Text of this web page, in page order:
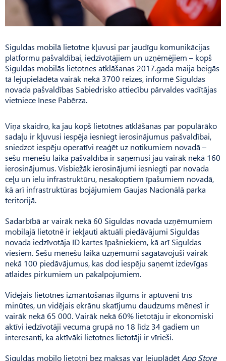
Siguldas mobilā lietotne kļuvusi par jaudīgu komunikācijas
platformu pašvaldībai, iedzīvotājiem un uzņēmējiem – kopš
Siguldas mobilās lietotnes atklāšanas 2017.gada maija beigās
tā lejupielādēta vairāk nekā 3700 reizes, informē Siguldas
novada pašvaldības Sabiedrisko attiecību pārvaldes vadītājas
vietniece Inese Pabērza.
Viņa skaidro, ka jau kopš lietotnes atklāšanas par populārāko
sadaļu ir kļuvusi iespēja iesniegt ierosinājumus pašvaldībai,
sniedzot iespēju operatīvi reaģēt uz notikumiem novadā –
sešu mēnešu laikā pašvaldība ir saņēmusi jau vairāk nekā 160
ierosinājumus. Visbiežāk ierosinājumi iesniegti par novada
ceļu un ielu infrastruktūru, nesakoptiem īpašumiem novadā,
kā arī infrastruktūras bojājumiem Gaujas Nacionālā parka
teritorijā.
Sadarbībā ar vairāk nekā 60 Siguldas novada uzņēmumiem
mobilajā lietotnē ir iekļauti aktuāli piedāvājumi Siguldas
novada iedzīvotāja ID kartes īpašniekiem, kā arī Siguldas
viesiem. Sešu mēnešu laikā uzņēmumi sagatavojuši vairāk
nekā 100 piedāvājumus, kas dod iespēju saņemt izdevīgas
atlaides pirkumiem un pakalpojumiem.
Vidējais lietotnes izmantošanas ilgums ir aptuveni trīs
minūtes, un vidējais ekrānu skatījumu daudzums mēnesī ir
vairāk nekā 65 000. Vairāk nekā 60% lietotāju ir ekonomiski
aktīvi iedzīvotāji vecuma grupā no 18 līdz 34 gadiem un
interesanti, ka aktīvāki lietotnes lietotāji ir vīrieši.
Siguldas mobilo lietotni bez maksas var lejuplādēt App Store